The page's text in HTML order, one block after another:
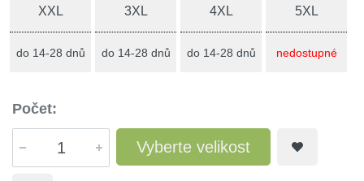
XXL
do 14-28 dnů
3XL
do 14-28 dnů
4XL
do 14-28 dnů
5XL
nedostupné
Počet:
Vyberte velikost